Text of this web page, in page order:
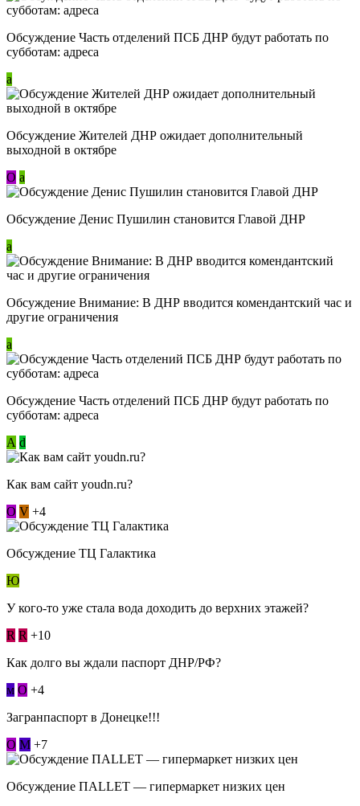
Обсуждение Часть отделений ПСБ ДНР будут работать по
субботам: адреса
a
Обсуждение Жителей ДНР ожидает дополнительный
выходной в октябре
О a
Обсуждение Денис Пушилин становится Главой ДНР
a
Обсуждение Внимание: В ДНР вводится комендантский час и
другие ограничения
a
Обсуждение Часть отделений ПСБ ДНР будут работать по
субботам: адреса
А d
Как вам сайт youdn.ru?
О V +4
Обсуждение ТЦ Галактика
Ю
У кого-то уже стала вода доходить до верхних этажей?
R R +10
Как долго вы ждали паспорт ДНР/РФ?
м О +4
Загранпаспорт в Донецке!!!
О М +7
Обсуждение ПАLLЕТ — гипермаркет низких цен